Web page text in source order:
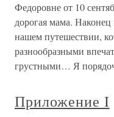
Федоровне от 10
дорогая мама.
нашем путешествии,
разнообразными
грустными… Я
Приложение I